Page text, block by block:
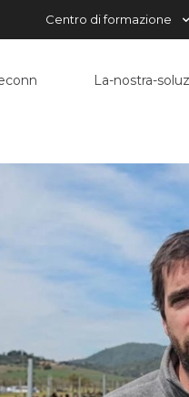
Centro di formazione
La-nostra-